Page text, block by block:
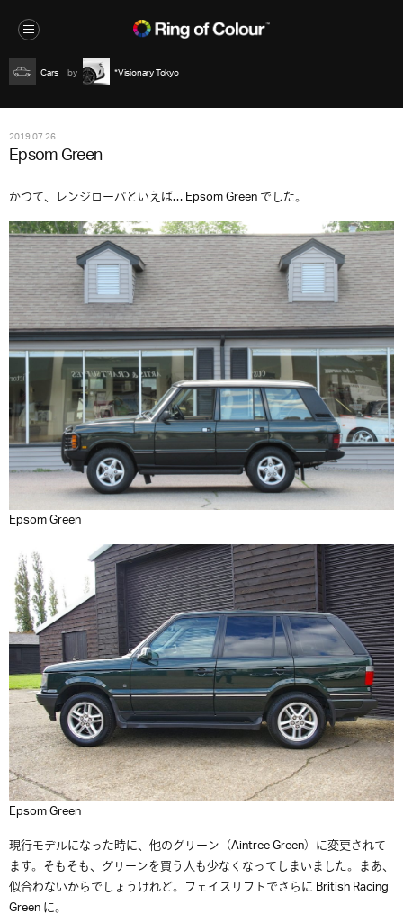
Cars *Visionary Tokyo
2019.07.26
Epsom Green
かつて、レンジローバといえば… Epsom Green でした。
Epsom Green
Epsom Green
現行モデルになった時に、他のグリーン（Aintree Green）に変更されて
ます。そもそも、グリーンを買う人も少なくなってしまいました。まあ、
似合わないからでしょうけれど。フェイスリフトでさらに British Racing
Green に。